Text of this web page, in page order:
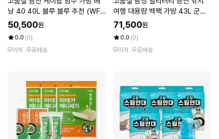
낭 40 40L 블루 블루 추천 (WFK
EOXS)
50,500원
0.0 (0)
무이자 무료배송
여행 대용량 백팩 가방 43L 군용
배낭 (W1D2ABF)
71,500원
0.0 (0)
무이자 무료배송